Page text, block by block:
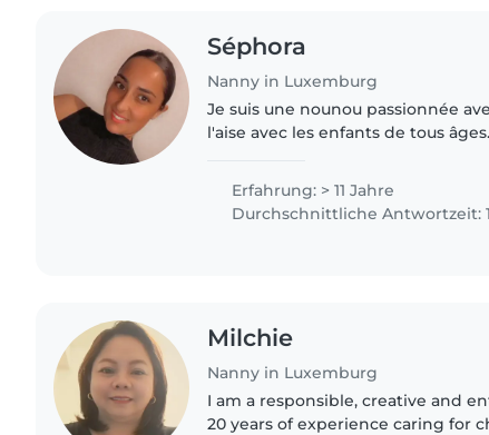
Séphora
Nanny in Luxemburg
Je suis une nounou passionnée
l'aise avec les enfants de tous
Erfahrung: > 11 Jahre
Durchschnittliche Antwortzeit:
Milchie
Nanny in Luxemburg
I am a responsible, creative and
20 years of experience caring for